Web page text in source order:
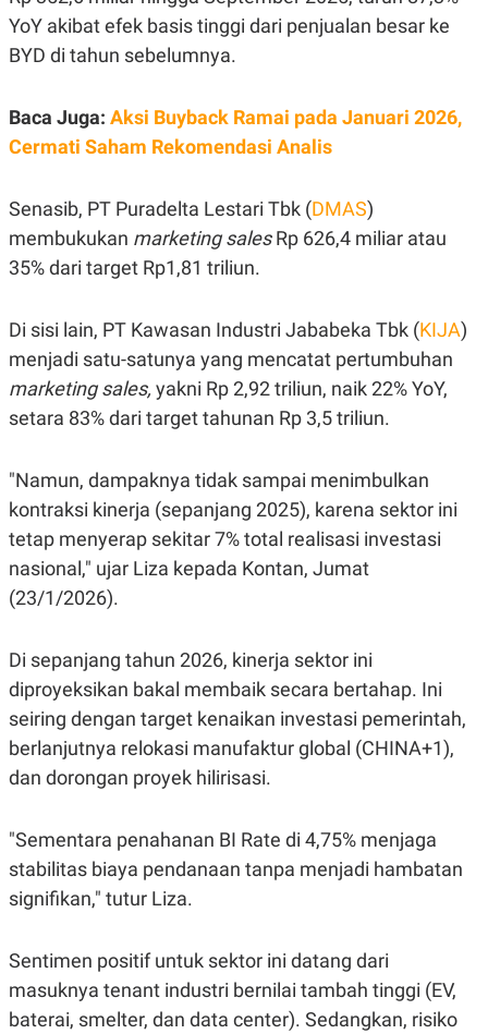
S
A
D
A
A
G
S
O
A
T
V
I
U
JARINGAN
K
O
T
A
C
A
E
M
Y
P
R
S
E
L
E
S
E
.
I
A
G
G
A
N
N
T
A
K
E
R
J
A
M
E
N
E
P
E
R
A
D
R
T
I
S
YoY akibat efek basis tinggi dari penjualan besar ke
BYD di tahun sebelumnya.
Baca Juga: Aksi Buyback Ramai pada Januari 2026,
Cermati Saham Rekomendasi Analis
Senasib, PT Puradelta Lestari Tbk (DMAS)
membukukan marketing salesRp 626,4 miliar atau
35% dari target Rp1,81 triliun.
Di sisi lain, PT Kawasan Industri Jababeka Tbk (KIJA)
menjadi satu-satunya yang mencatat pertumbuhan
marketing sales, yakni Rp 2,92 triliun, naik 22% YoY,
setara 83% dari target tahunan Rp 3,5 triliun.
"Namun, dampaknya tidak sampai menimbulkan
kontraksi kinerja (sepanjang 2025), karena sektor ini
tetap menyerap sekitar 7% total realisasi investasi
nasional," ujar Liza kepada Kontan, Jumat
(23/1/2026).
Di sepanjang tahun 2026, kinerja sektor ini
diproyeksikan bakal membaik secara bertahap. Ini
seiring dengan target kenaikan investasi pemerintah,
berlanjutnya relokasi manufaktur global (CHINA+1),
dan dorongan proyek hilirisasi.
"Sementara penahanan BI Rate di 4,75% menjaga
stabilitas biaya pendanaan tanpa menjadi hambatan
signifikan," tutur Liza.
Sentimen positif untuk sektor ini datang dari
masuknya tenant industri bernilai tambah tinggi (EV,
baterai, smelter, dan data center). Sedangkan, risiko